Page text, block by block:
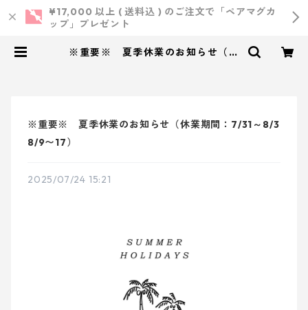
¥17,000 以上 ( 送料込 ) のご注文で「ペアマグカ
ップ」プレゼント
※重要※ 夏季休業のお知らせ（休
※重要※ 夏季休業のお知らせ（休業期間：7/31～8/3
8/9〜17）
2025/07/24 15:21